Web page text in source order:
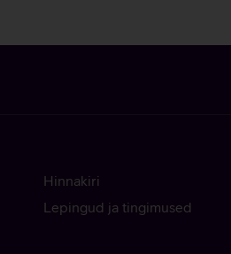
Hinnakiri
Lepingud ja tingimused